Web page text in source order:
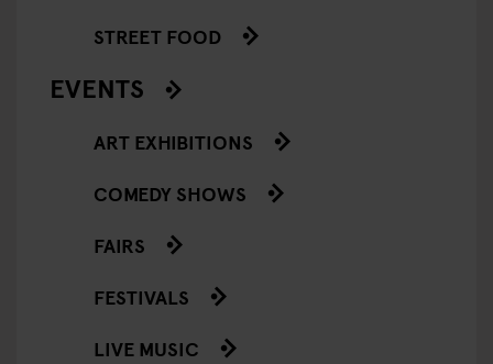
STREET FOOD
EVENTS
ART EXHIBITIONS
COMEDY SHOWS
FAIRS
FESTIVALS
LIVE MUSIC